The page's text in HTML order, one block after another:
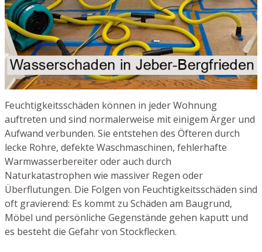
Feuchtigkeitsschäden können in jeder Wohnung
auftreten und sind normalerweise mit einigem Ärger und
Aufwand verbunden. Sie entstehen des Öfteren durch
lecke Rohre, defekte Waschmaschinen, fehlerhafte
Warmwasserbereiter oder auch durch
Naturkatastrophen wie massiver Regen oder
Überflutungen. Die Folgen von Feuchtigkeitsschäden sind
oft gravierend: Es kommt zu Schäden am Baugrund,
Möbel und persönliche Gegenstände gehen kaputt und
es besteht die Gefahr von Stockflecken.